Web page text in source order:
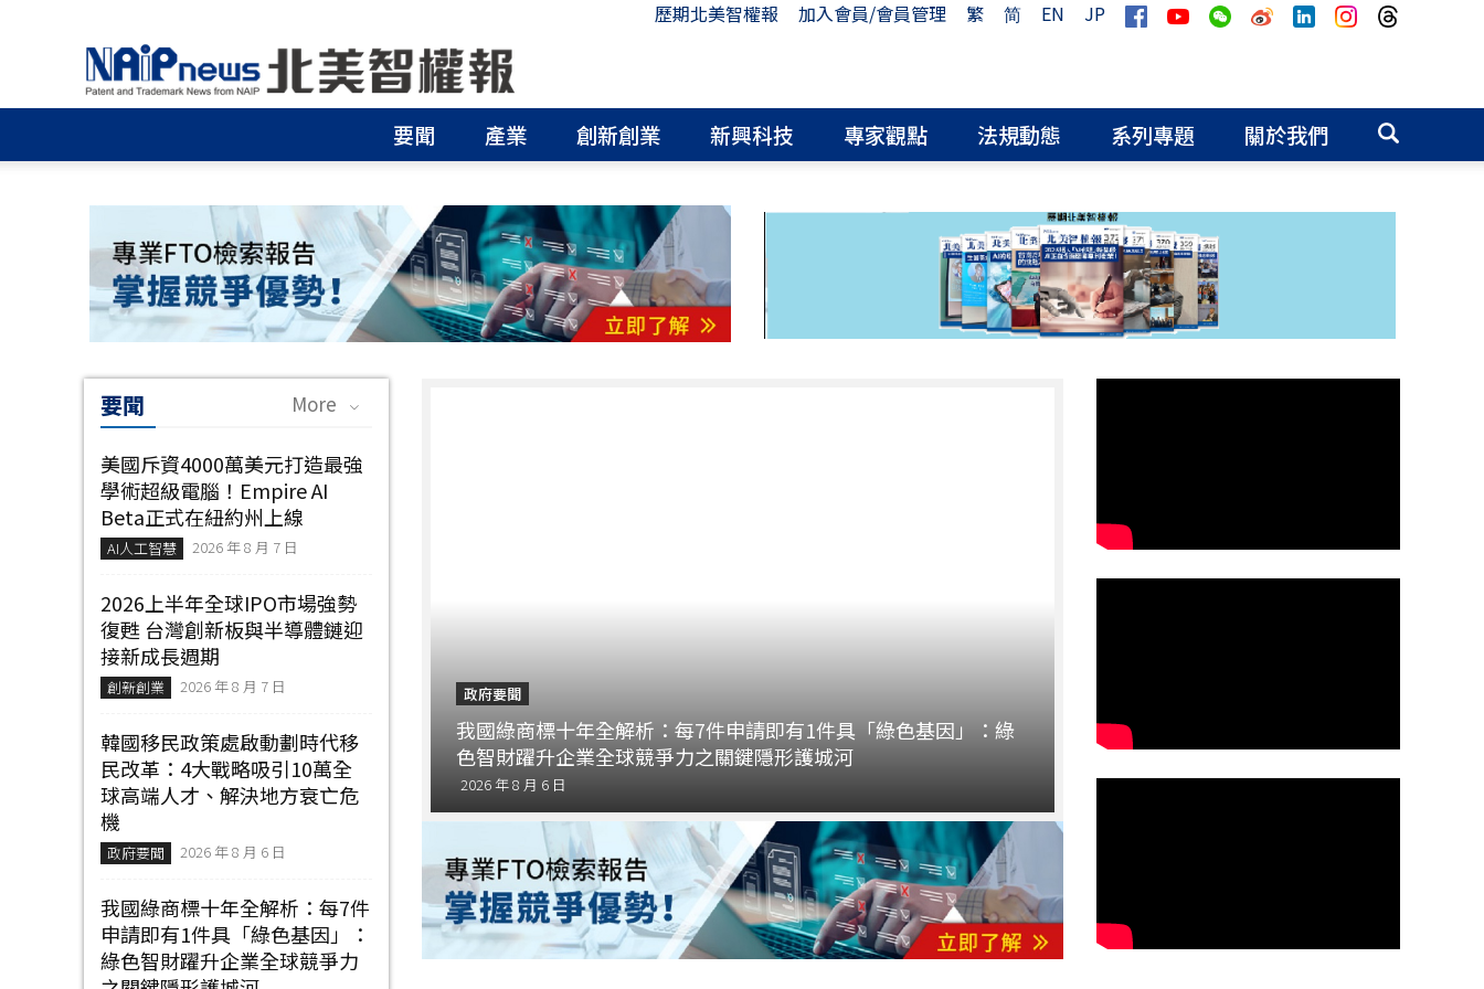
歷期北美智權報 加入會員/會員管理 繁 简 EN
JP
北
美
智
權
│
利
申
請
│
商
標
申
侵
分
析
│
智
顧
問
│
局
│
美
國
要聞 產業 創新創業 新興科技 專家觀點 法規動態 系列專題 關於我們
要聞 More
美國斥資4000萬美元打造最強
學術超級電腦！Empire AI
Beta正式在紐約州上線
AI人工智慧 2026 年 8 月 7 日
2026上半年全球IPO市場強勢
復甦 台灣創新板與半導體鏈迎
接新成長週期
創新創業 2026 年 8 月 7 日
韓國移民政策處啟動劃時代移
民改革：4大戰略吸引10萬全
球高端人才、解決地方衰亡危
機
政府要聞 2026 年 8 月 6 日
我國綠商標十年全解析：每7件
申請即有1件具「綠色基因」：
綠色智財躍升企業全球競爭力
時代移民改革：4大戰略吸引10萬全球高端
政府要聞
我國綠商標十年全解析：每7件申請即有1件具「綠色基因」：綠
色智財躍升企業全球競爭力之關鍵隱形護城河
2026 年 8 月 6 日
突破矽極限！台灣團隊攜手台積電研發「二
術 登上國際頂尖期刊
2026 年 8 月 6 日